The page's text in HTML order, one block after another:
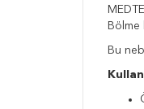
Bölme
Bu